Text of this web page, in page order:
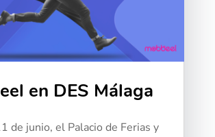
en DES Málaga
de junio, el Palacio de Ferias y